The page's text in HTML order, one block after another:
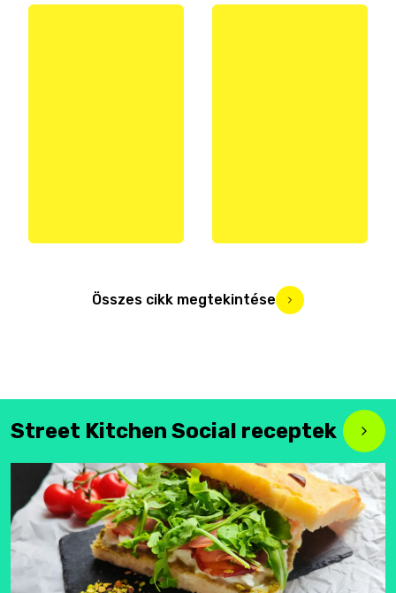
Összes cikk megtekintése
Street Kitchen Social receptek